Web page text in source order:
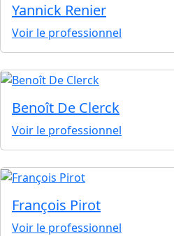
Yannick Renier
Voir le professionnel
Benoît De Clerck
Voir le professionnel
François Pirot
Voir le professionnel